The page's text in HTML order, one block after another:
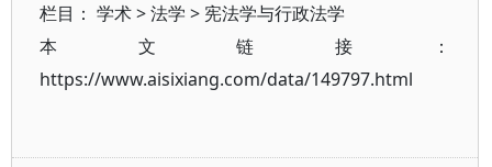
栏目： 学术>法学 > 宪法学与行政法学
本文链接：
https://www.aisixiang.com/data/149797.html